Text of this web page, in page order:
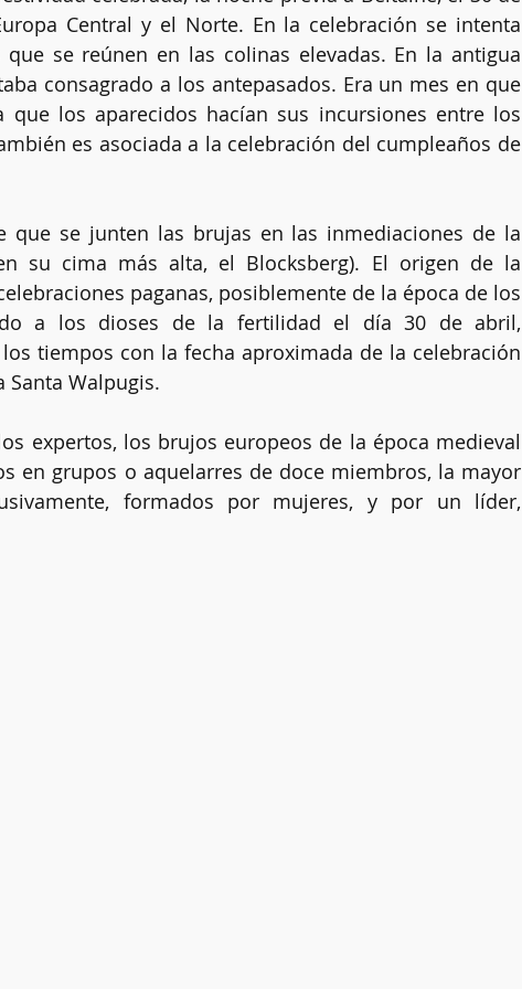
Chakras Limpias energéticas Altar Rituales
Central y el Norte. En la celebración se intenta
se reúnen en las colinas elevadas. En la antigua
consagrado a los antepasados. Era un mes en que
que los aparecidos hacían sus incursiones entre los
es asociada a la celebración del cumpleaños de
que se junten las brujas en las inmediaciones de la
su cima más alta, el Blocksberg). El origen de la
paganas, posiblemente de la época de los
a los dioses de la fertilidad el día 30 de abril,
tiempos con la fecha aproximada de la celebración
Santa Walpugis.
expertos, los brujos europeos de la época medieval
en grupos o aquelarres de doce miembros, la mayor
formados por mujeres, y por un líder,